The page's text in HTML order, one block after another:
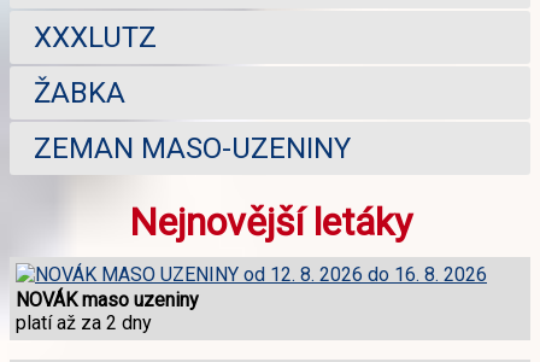
XXXLUTZ
ŽABKA
ZEMAN MASO-UZENINY
Nejnovější letáky
NOVÁK maso uzeniny
platí až za 2 dny